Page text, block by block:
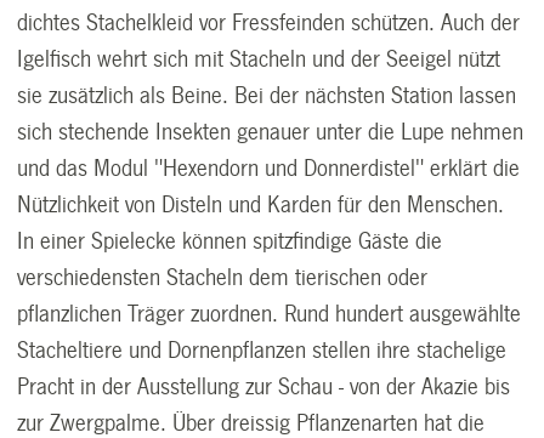
dichtes Stachelkleid vor Fressfeinden schützen. Auch der
Igelfisch wehrt sich mit Stacheln und der Seeigel nützt
sie zusätzlich als Beine. Bei der nächsten Station lassen
sich stechende Insekten genauer unter die Lupe nehmen
und das Modul "Hexendorn und Donnerdistel" erklärt die
Nützlichkeit von Disteln und Karden für den Menschen.
In einer Spielecke können spitzfindige Gäste die
verschiedensten Stacheln dem tierischen oder
pflanzlichen Träger zuordnen. Rund hundert ausgewählte
Stacheltiere und Dornenpflanzen stellen ihre stachelige
Pracht in der Ausstellung zur Schau - von der Akazie bis
zur Zwergpalme. Über dreissig Pflanzenarten hat die